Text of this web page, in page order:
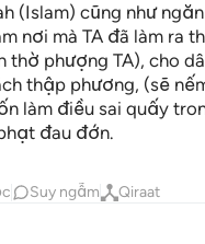
(Islam) cũng như
nơi mà TA đã làm ra
thờ phượng TA), cho
thập phương, (sẽ
làm điều sai quấy
đau đớn.
Suy ngẫm Qiraat